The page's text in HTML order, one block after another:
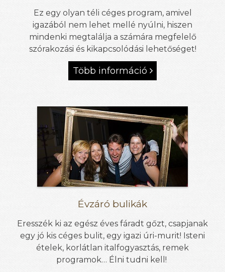
Ez egy olyan téli céges program, amivel
igazából nem lehet mellé nyúlni, hiszen
mindenki megtalálja a számára megfelelő
szórakozási és kikapcsolódási lehetőséget!
Több információ 
Évzáró bulikák
Eresszék ki az egész éves fáradt gőzt, csapjanak
egy jó kis céges bulit, egy igazi úri-murit! Isteni
ételek, korlátlan italfogyasztás, remek
programok… Élni tudni kell!